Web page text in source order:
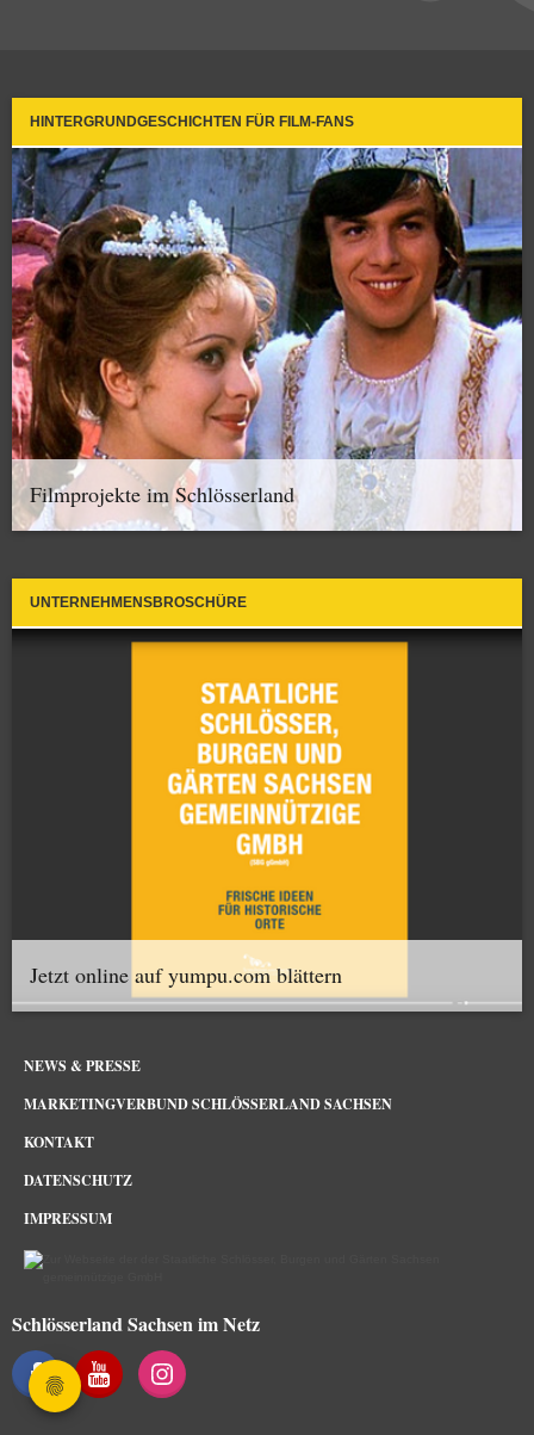
HINTERGRUNDGESCHICHTEN FÜR FILM-FANS
Filmprojekte im Schlösserland
UNTERNEHMENSBROSCHÜRE
Jetzt online auf yumpu.com blättern
NEWS & PRESSE
MARKETINGVERBUND SCHLÖSSERLAND SACHSEN
KONTAKT
DATENSCHUTZ
IMPRESSUM
Schlösserland Sachsen im Netz